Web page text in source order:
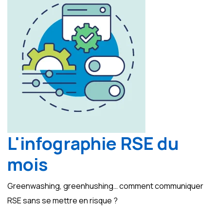
L'infographie RSE du
mois
Greenwashing, greenhushing… comment communiquer
RSE sans se mettre en risque ?